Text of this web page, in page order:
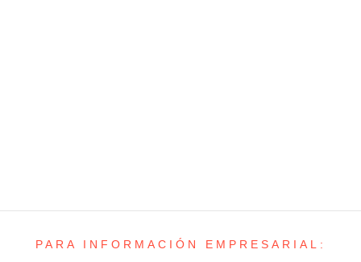
PARA INFORMACIÓN EMPRESARIAL: